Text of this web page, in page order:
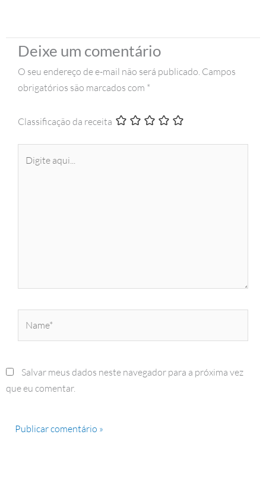
Deixe um comentário
O seu endereço de e-mail não será publicado. Campos
obrigatórios são marcados com *
Classificação da receita
aqui...
Salvar meus dados neste navegador para a próxima vez
que eu comentar.